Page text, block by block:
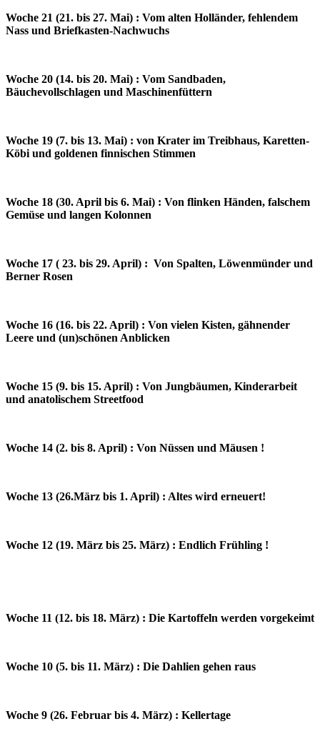
Woche 21 (21. bis 27. Mai) : Vom alten Holländer, fehlendem
Nass und Briefkasten-Nachwuchs
Woche 20 (14. bis 20. Mai) : Vom Sandbaden,
Bäuchevollschlagen und Maschinenfüttern
Woche 19 (7. bis 13. Mai) : von Krater im Treibhaus, Karetten-
Köbi und goldenen finnischen Stimmen
Woche 18 (30. April bis 6. Mai) : Von flinken Händen, falschem
Gemüse und langen Kolonnen
Woche 17 ( 23. bis 29. April) : Von Spalten, Löwenmünder und
Berner Rosen
Woche 16 (16. bis 22. April) : Von vielen Kisten, gähnender
Leere und (un)schönen Anblicken
Woche 15 (9. bis 15. April) : Von Jungbäumen, Kinderarbeit
und anatolischem Streetfood
Woche 14 (2. bis 8. April) : Von Nüssen und Mäusen !
Woche 13 (26.März bis 1. April) : Altes wird erneuert!
Woche 12 (19. März bis 25. März) : Endlich Frühling !
Woche 11 (12. bis 18. März) : Die Kartoffeln werden vorgekeimt
Woche 10 (5. bis 11. März) : Die Dahlien gehen raus
Woche 9 (26. Februar bis 4. März) : Kellertage